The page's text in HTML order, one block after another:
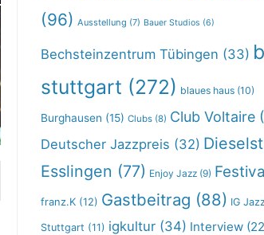
(96) Ausstellung (7) Bauer Studios (6)
Bechsteinzentrum Tübingen (33)
stuttgart (272) blaues haus (10)
Burghausen (15) Clubs (8) Club Voltaire
Deutscher Jazzpreis (32)
Esslingen (77) Enjoy Jazz (9)
franz.K (12) Gastbeitrag (88) IG
Stuttgart (11) igkultur (34) Interview